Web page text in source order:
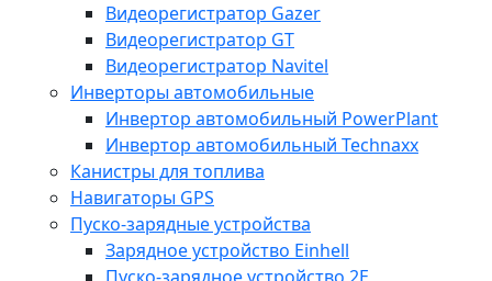
Видеорегистратор Gazer
Видеорегистратор GT
Видеорегистратор Navitel
Инверторы автомобильные
Инвертор автомобильный PowerPlant
Инвертор автомобильный Technaxx
Канистры для топлива
Навигаторы GPS
Пуско-зарядные устройства
Зарядное устройство Einhell